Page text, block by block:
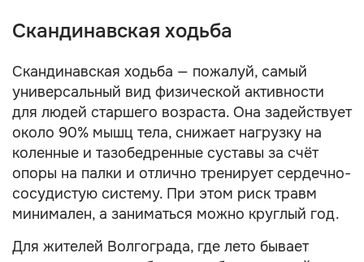
Скандинавская ходьба
Скандинавская ходьба — пожалуй, самый
универсальный вид физической активности
для людей старшего возраста. Она задействует
около 90% мышц тела, снижает нагрузку на
коленные и тазобедренные суставы за счёт
опоры на палки и отлично тренирует сердечно-
сосудистую систему. При этом риск травм
минимален, а заниматься можно круглый год.
Для жителей Волгограда, где лето бывает